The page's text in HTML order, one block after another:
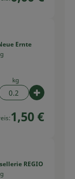
Ernte
kg
1,50 €
REGIO